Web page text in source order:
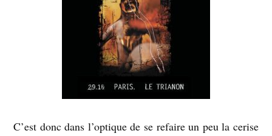
C’est donc dans l’optique de se refaire un peu la cerise